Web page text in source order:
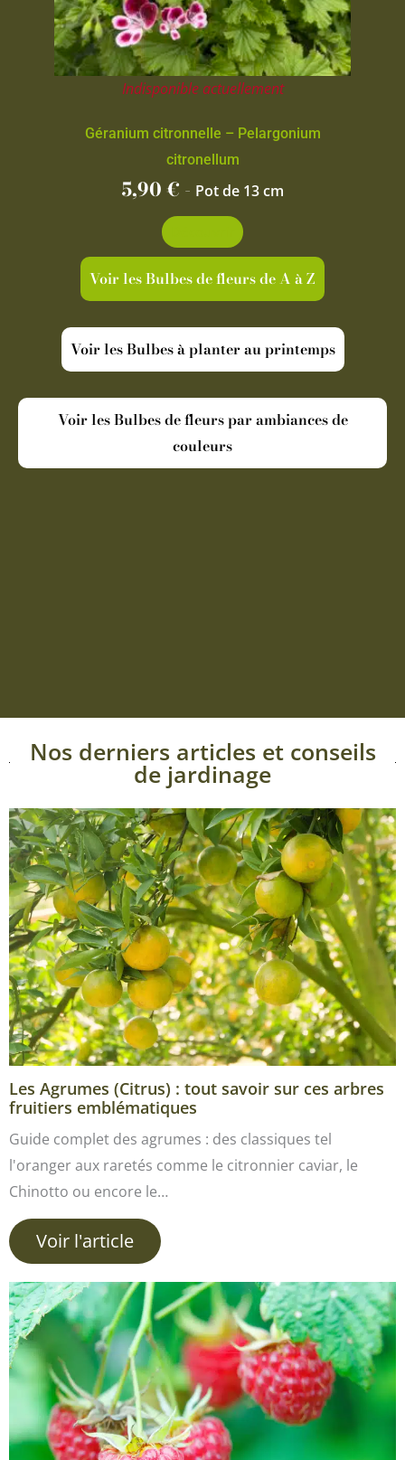
Indisponible actuellement
Géranium citronnelle – Pelargonium
citronellum
5,90€ - Pot de 13 cm
Voir les Bulbes de fleurs de A à Z
Voir les Bulbes à planter au printemps
Voir les Bulbes de fleurs par ambiances de
couleurs
Nos derniers articles et conseils
de jardinage
Les Agrumes (Citrus) : tout savoir sur ces arbres
fruitiers emblématiques
Guide complet des agrumes : des classiques tel
l'oranger aux raretés comme le citronnier caviar, le
Chinotto ou encore le…
Voir l'article